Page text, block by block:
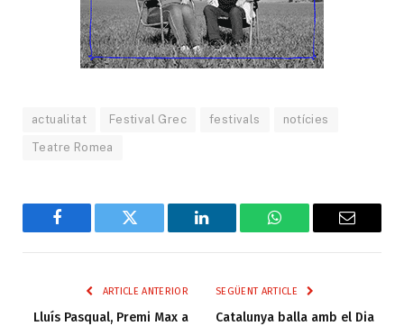
actualitat Festival Grec festivals notícies
Teatre Romea
Facebook Twitter LinkedIn WhatsAppEmail
ARTICLE ANTERIOR
Lluís Pasqual, Premi Max a
SEGÜENT ARTICLE
Catalunya balla amb el Dia